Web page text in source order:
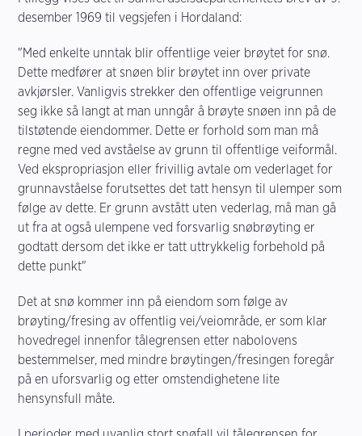
desember 1969 til vegsjefen i Hordaland:
"Med enkelte unntak blir offentlige veier brøytet for snø.
Dette medfører at snøen blir brøytet inn over private
avkjørsler. Vanligvis strekker den offentlige veigrunnen
seg ikke så langt at man unngår å brøyte snøen inn på de
tilstøtende eiendommer. Dette er forhold som man må
regne med ved avståelse av grunn til offentlige veiformål.
Ved ekspropriasjon eller frivillig avtale om vederlaget for
grunnavståelse forutsettes det tatt hensyn til ulemper som
følge av dette. Er grunn avstått uten vederlag, må man gå
ut fra at også ulempene ved forsvarlig snøbrøyting er
godtatt dersom det ikke er tatt uttrykkelig forbehold på
dette punkt"
Det at snø kommer inn på eiendom som følge av
brøyting/fresing av offentlig vei/veiområde, er som klar
hovedregel innenfor tålegrensen etter nabolovens
bestemmelser, med mindre brøytingen/fresingen foregår
på en uforsvarlig og etter omstendighetene lite
hensynsfull måte.